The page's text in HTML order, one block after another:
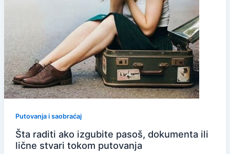
Putovanja i saobraćaj
Šta raditi ako izgubite pasoš, dokumenta ili
lične stvari tokom putovanja